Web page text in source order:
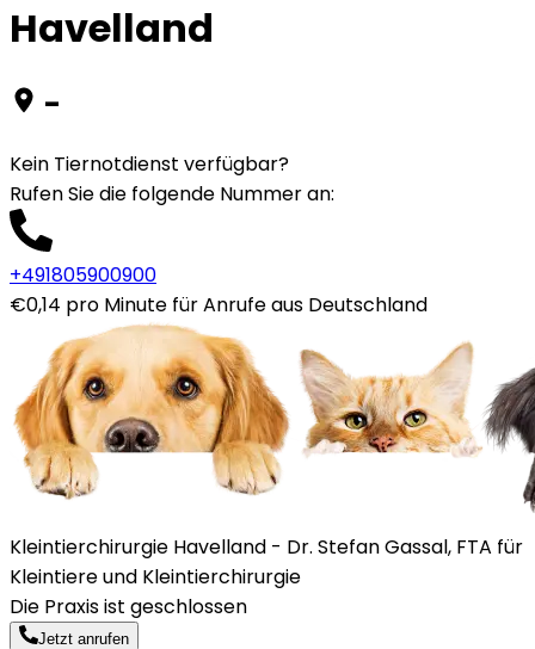
Havelland
-
Kein Tiernotdienst verfügbar?
Rufen Sie die folgende Nummer an:
+491805900900
€0,14 pro Minute für Anrufe aus Deutschland
Kleintierchirurgie Havelland - Dr. Stefan Gassal, FTA für
Kleintiere und Kleintierchirurgie
Die Praxis ist geschlossen
Jetzt anrufen